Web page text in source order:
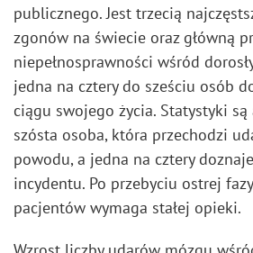
publicznego. Jest trzecią
zgonów na świecie oraz główną
niepełnosprawności wśród
jedna na cztery do sześciu osób
ciągu swojego życia. Statystyki
szósta osoba, która przechodzi
powodu, a jedna na cztery
incydentu. Po przebyciu ostrej
pacjentów wymaga stałej opieki.